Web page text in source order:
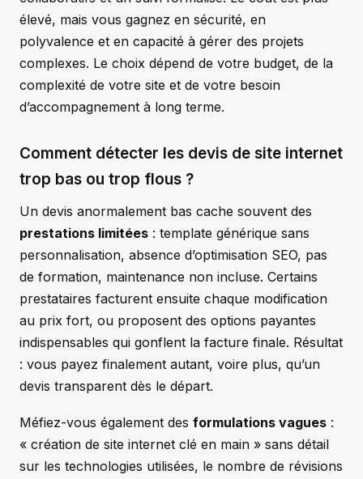
élevé, mais vous gagnez en sécurité, en
polyvalence et en capacité à gérer des projets
complexes. Le choix dépend de votre budget, de la
complexité de votre site et de votre besoin
d’accompagnement à long terme.
Comment détecter les devis de site internet
trop bas ou trop flous ?
Un devis anormalement bas cache souvent des
prestations limitées : template générique sans
personnalisation, absence d’optimisation SEO, pas
de formation, maintenance non incluse. Certains
prestataires facturent ensuite chaque modification
au prix fort, ou proposent des options payantes
indispensables qui gonflent la facture finale. Résultat
: vous payez finalement autant, voire plus, qu’un
devis transparent dès le départ.
Méfiez-vous également des formulations vagues :
« création de site internet clé en main » sans détail
sur les technologies utilisées, le nombre de révisions